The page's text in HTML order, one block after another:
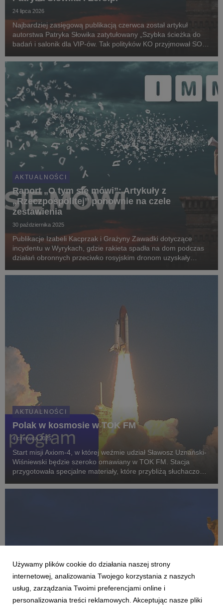
24 lipca 2026
Najbardziej zasięgową publikacją czerwca został artykuł
autorstwa Patryka Słowika zatytułowany „Szybka ścieżka do
badań i salonik dla VIP-ów. Tak polityków KO przyjmował SOR
dziennikarza zajęły aż cztery z pi...
AKTUALNOŚCI
Raport „O tym się mówi”: Artykuły z
„Rzeczpospolitej” ponownie na czele
zestawienia
30 października 2025
Publikacje Izabeli Kacprzak i Grażyny Zawadki dotyczące
incydentu w Wyrykach, gdzie rakieta spadła na dom podczas
działań obronnych przeciwko rosyjskim dronom uzyskały
łamach „Rzeczpospolitej”. Comiesięczny rapo...
AKTUALNOŚCI
Polak w kosmosie w TOK FM
4 czerwca 2025
Start misji Axiom-4, w której weźmie udział Sławosz Uznański-
Wiśniewski będzie szeroko omawiany w TOK FM. Stacja
przygotowała specjalne materiały, które przybliżą słuchaczom i
astronauty, stan polskich badań naukowych i...
Używamy plików cookie do działania naszej strony
internetowej, analizowania Twojego korzystania z naszych
usług, zarządzania Twoimi preferencjami online i
personalizowania treści reklamowych. Akceptując nasze pliki